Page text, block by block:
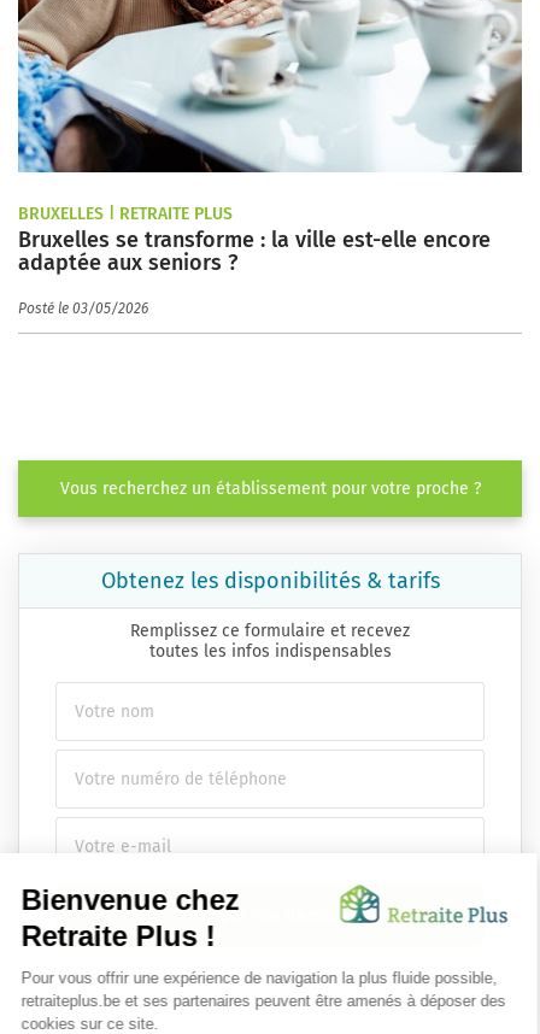
BRUXELLES | RETRAITE PLUS
Bruxelles se transforme : la ville est-elle encore
adaptée aux seniors ?
Posté le 03/05/2026
Vous recherchez un établissement pour votre proche ?
Obtenez les disponibilités & tarifs
Remplissez ce formulaire et recevez
toutes les infos indispensables
Envoyer ma demande
Nous vous infsdgsormons de l'existence de la liste d'opposition
au démarchage téléphonique.